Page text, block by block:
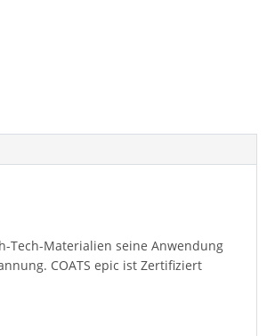
Tech-Materialien seine Anwendung
COATS epic ist Zertifiziert